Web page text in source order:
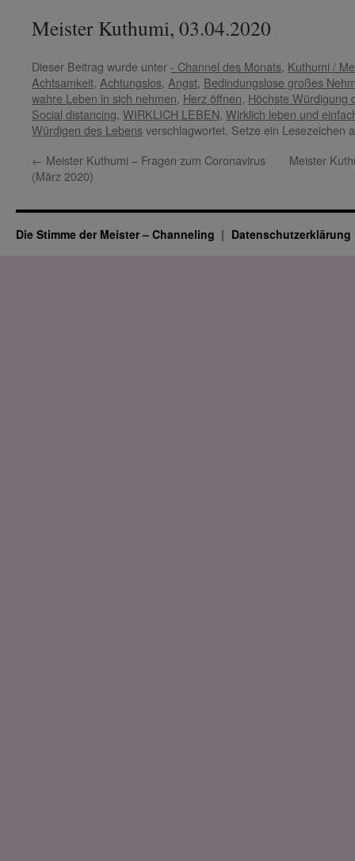
Meister Kuthumi, 03.04.2020
Dieser Beitrag wurde unter - Channel des Monats, Kuthumi /
Achtsamkeit, Achtungslos, Angst, Bedindungslose großes
wahre Leben in sich nehmen, Herz öffnen, Höchste Würdigung
Social distancing, WIRKLICH LEBEN, Wirklich leben und
Würdigen des Lebensverschlagwortet. Setze ein Lesezeichen
← Meister Kuthumi – Fragen zum Coronavirus
(März 2020)
Meister
Die Stimme der Meister – Channeling Datenschutz­erklärung